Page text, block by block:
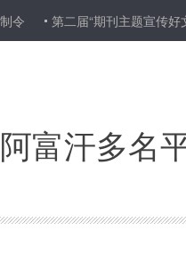
第二届“期刊主题宣传好文章”推
阿富汗多名